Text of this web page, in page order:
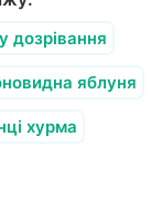
дозрівання
яблуня
хурма